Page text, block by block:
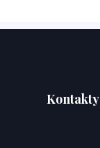
Kontakty